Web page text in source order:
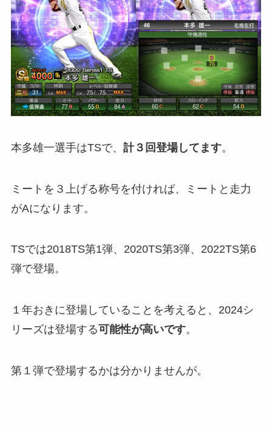
本多雄一選手はTSで、 計３回登場してます。
ミートを３上げる称号を付ければ、ミートと走力
がAになります。
TSでは2018TS第1弾、2020TS第3弾、2022TS第6
弾で登場。
１年おきに登場していることを考えると、2024シ
リーズは登場する可能性が高いです。
第１弾で登場するかは分かりませんが。